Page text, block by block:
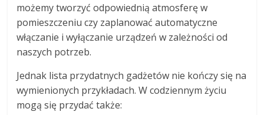
możemy tworzyć odpowiednią atmosferę w
pomieszczeniu czy zaplanować automatyczne
włączanie i wyłączanie urządzeń w zależności od
naszych potrzeb.
Jednak lista przydatnych gadżetów nie kończy się na
wymienionych przykładach. W codziennym życiu
mogą się przydać także: